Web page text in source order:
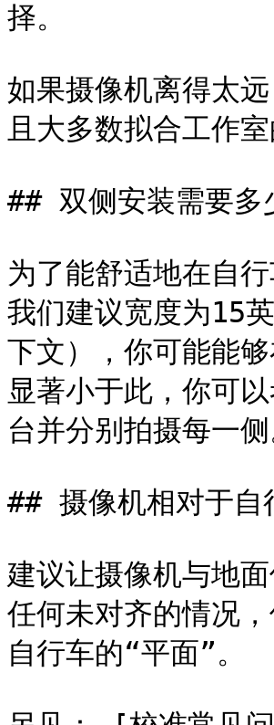
择。
如果摄像机离得太
且大多数拟合工作
## 双侧安装需要多
为了能舒适地在自
我们建议宽度为15
下文），你可能能
显著小于此，你可
台并分别拍摄每一侧
## 摄像机相对于自
建议让摄像机与地
任何未对齐的情况
自行车的“平面”。